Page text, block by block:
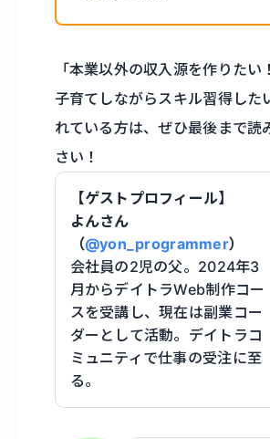
「本業以外の収入源を作りたい
子育てしながらスキル習得した
れている方は、ぜひ最後まで読
さい！
【ゲストプロフィール】
よんさん
（@yon_programmer）
会社員の2児の父。2024年3
月からデイトラWeb制作コー
スを受講し、現在は副業コー
ダーとして活動。デイトラコ
ミュニティで仕事の受注に至
る。